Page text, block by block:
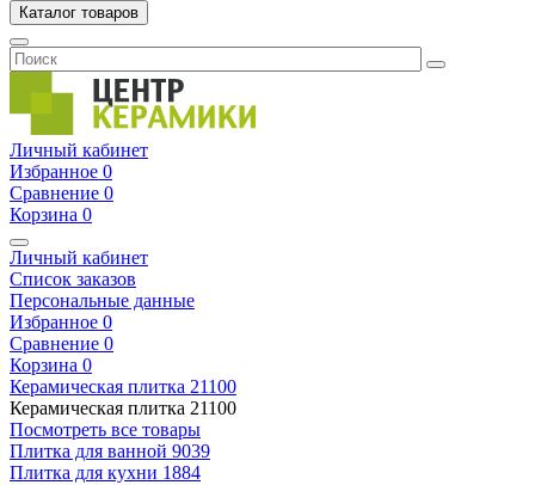
Каталог товаров
Личный кабинет
Избранное 0
Сравнение 0
Корзина 0
Личный кабинет
Список заказов
Персональные данные
Избранное 0
Сравнение 0
Корзина 0
Керамическая плитка 21100
Керамическая плитка 21100
Посмотреть все товары
Плитка для ванной 9039
Плитка для кухни 1884